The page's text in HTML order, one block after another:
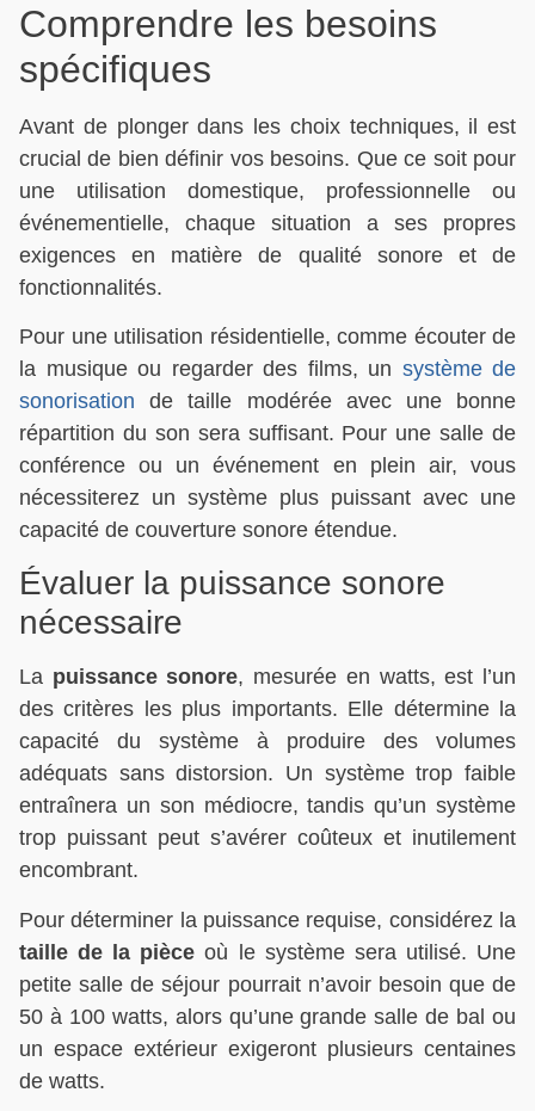
Comprendre les besoins
spécifiques
Avant de plonger dans les choix techniques, il est
crucial de bien définir vos besoins. Que ce soit pour
une utilisation domestique, professionnelle ou
événementielle, chaque situation a ses propres
exigences en matière de qualité sonore et de
fonctionnalités.
Pour une utilisation résidentielle, comme écouter de
la musique ou regarder des films, un système de
sonorisation de taille modérée avec une bonne
répartition du son sera suffisant. Pour une salle de
conférence ou un événement en plein air, vous
nécessiterez un système plus puissant avec une
capacité de couverture sonore étendue.
Évaluer la puissance sonore
nécessaire
La puissance sonore, mesurée en watts, est l’un
des critères les plus importants. Elle détermine la
capacité du système à produire des volumes
adéquats sans distorsion. Un système trop faible
entraînera un son médiocre, tandis qu’un système
trop puissant peut s’avérer coûteux et inutilement
encombrant.
Pour déterminer la puissance requise, considérez la
taille de la pièce où le système sera utilisé. Une
petite salle de séjour pourrait n’avoir besoin que de
50 à 100 watts, alors qu’une grande salle de bal ou
un espace extérieur exigeront plusieurs centaines
de watts.